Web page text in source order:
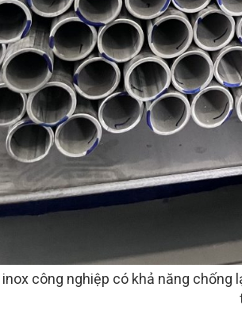
inox công nghiệp có khả năng